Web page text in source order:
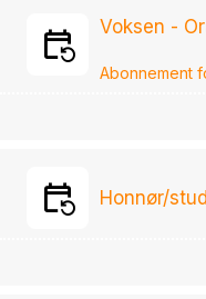
Voksen -
Honnør/